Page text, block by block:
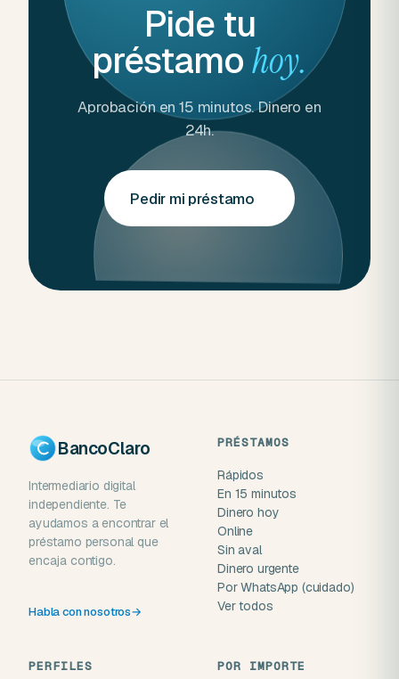
Pide tu
préstamohoy.
Aprobación en 15 minutos. Dinero en
24h.
Pedir mi préstamo
BancoClaro
Intermediario digital
independiente. Te
ayudamos a encontrar el
préstamo personal que
encaja contigo.
Habla con nosotros→
PRÉSTAMOS
Rápidos
En 15 minutos
Dinero hoy
Online
Sin aval
Dinero urgente
Por WhatsApp (cuidado)
Ver todos
PERFILES POR IMPORTE